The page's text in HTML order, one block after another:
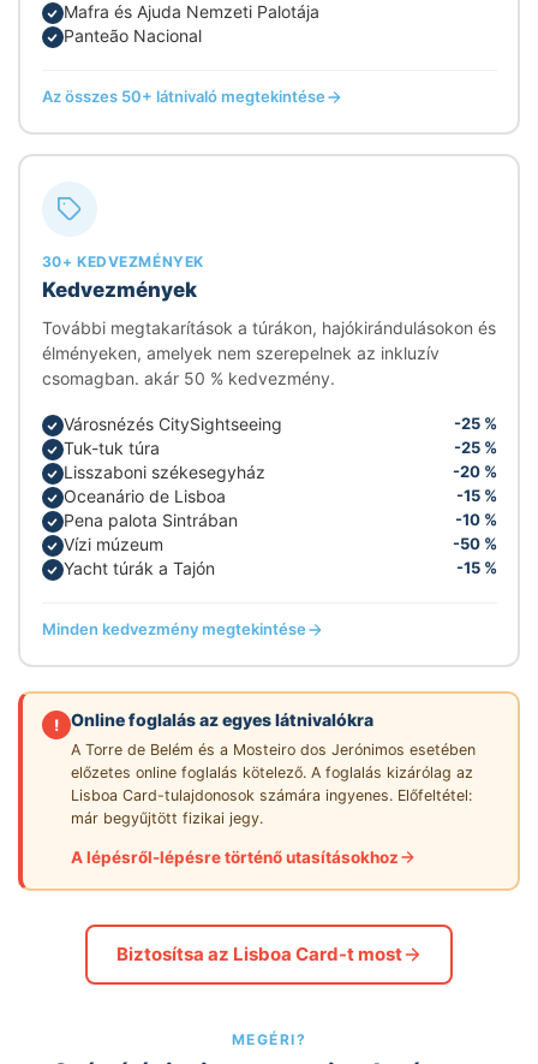
Mafra és Ajuda Nemzeti Palotája
Panteão Nacional
Az összes 50+ látnivaló megtekintése
30+ KEDVEZMÉNYEK
Kedvezmények
További megtakarítások a túrákon, hajókirándulásokon és
élményeken, amelyek nem szerepelnek az inkluzív
csomagban. akár 50 % kedvezmény.
Városnézés CitySightseeing -25 %
Tuk-tuk túra -25 %
Lisszaboni székesegyház -20 %
Oceanário de Lisboa -15 %
Pena palota Sintrában -10 %
Vízi múzeum -50 %
Yacht túrák a Tajón -15 %
Minden kedvezmény megtekintése
! Online foglalás az egyes látnivalókra
A Torre de Belém és a Mosteiro dos Jerónimos esetében
előzetes online foglalás kötelező. A foglalás kizárólag az
Lisboa Card-tulajdonosok számára ingyenes. Előfeltétel:
már begyűjtött fizikai jegy.
A lépésről-lépésre történő utasításokhoz
Biztosítsa az Lisboa Card-t most
MEGÉRI?